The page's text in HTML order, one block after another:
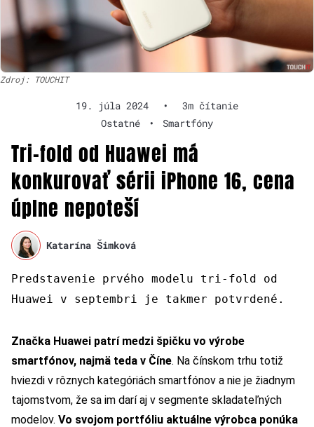
Zdroj: TOUCHIT
19. júla 2024 •
3m čítanie
Ostatné
• Smartfóny
Tri-fold od Huawei má
konkurovať sérii iPhone 16, cena
úplne nepoteší
Katarína Šimková
Predstavenie prvého modelu tri-fold od
Huawei v septembri je takmer potvrdené.
Značka Huawei patrí medzi špičku vo výrobe
smartfónov, najmä teda v Číne. Na čínskom trhu totiž
hviezdi v rôznych kategóriách smartfónov a nie je žiadnym
tajomstvom, že sa im darí aj v segmente skladateľných
modelov. Vo svojom portfóliu aktuálne výrobca ponúka